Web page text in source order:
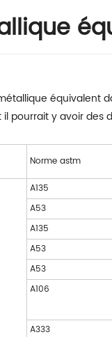
équivalent
pourrait y avoir des
Norme astm
A135
A53
A135
A53
A53
A106
A333